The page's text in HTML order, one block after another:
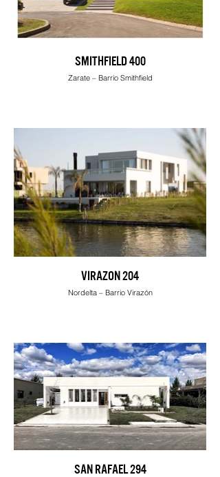
SMITHFIELD 400
Zarate – Barrio Smithfield
VIRAZON 204
Nordelta – Barrio Virazón
SAN RAFAEL 294